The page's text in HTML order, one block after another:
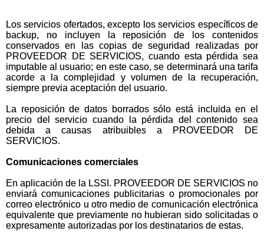
Los servicios ofertados, excepto los servicios específicos de
backup, no incluyen la reposición de los contenidos
conservados en las copias de seguridad realizadas por
PROVEEDOR DE SERVICIOS, cuando esta pérdida sea
imputable al usuario; en este caso, se determinará una tarifa
acorde a la complejidad y volumen de la recuperación,
siempre previa aceptación del usuario.
La reposición de datos borrados sólo está incluida en el
precio del servicio cuando la pérdida del contenido sea
debida a causas atribuibles a PROVEEDOR DE
SERVICIOS.
Comunicaciones comerciales
En aplicación de la LSSI. PROVEEDOR DE SERVICIOS no
enviará comunicaciones publicitarias o promocionales por
correo electrónico u otro medio de comunicación electrónica
equivalente que previamente no hubieran sido solicitadas o
expresamente autorizadas por los destinatarios de estas.